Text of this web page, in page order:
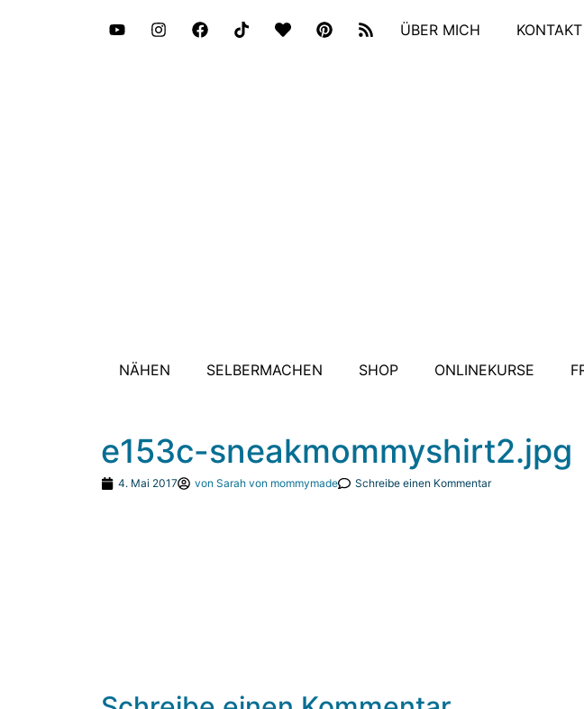
ÜBER MICH KONTAKT
NÄHEN SELBERMACHEN SHOP ONLINEKURSE
e153c-sneakmommyshirt2.jpg
4. Mai 2017 von Sarah von mommymade Schreibe einen Kommentar